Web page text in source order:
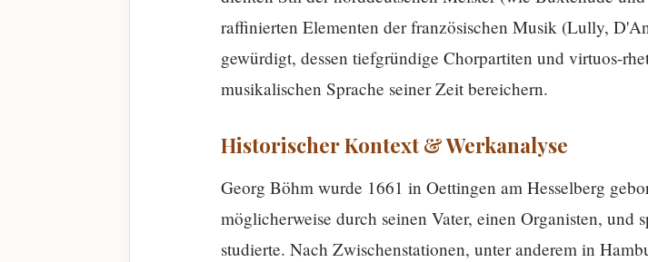
raffinierten Elementen der französischen Musik (Lully,
gewürdigt, dessen tiefgründige Chorpartiten und virtuos-
musikalischen Sprache seiner Zeit bereichern.
Historischer Kontext & Werkanalyse
Georg Böhm wurde 1661 in Oettingen am Hesselberg
möglicherweise durch seinen Vater, einen Organisten, und
studierte. Nach Zwischenstationen, unter anderem in